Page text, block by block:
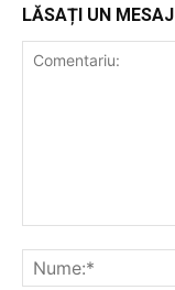
LĂSAȚI UN MESAJ